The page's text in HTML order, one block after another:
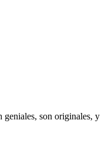
geniales, son originales, y